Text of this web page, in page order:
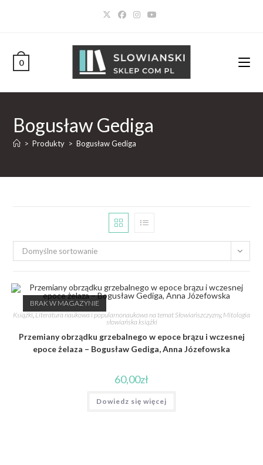
0
Bogusław Gediga
> Produkty > Bogusław Gediga
Domyślne sortowanie
BRAK W MAGAZYNIE
Książki, Literatura naukowa i popularnonaukowa na temat Słowiańszczyzny, Mitologia
słowiańska książki
Przemiany obrządku grzebalnego w epoce brązu i wczesnej
epoce żelaza – Bogusław Gediga, Anna Józefowska
60,00zł
Dowiedz się więcej